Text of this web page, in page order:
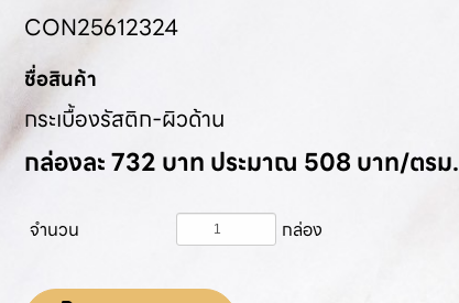
CON25612324
ชื่อสินค้า
กระเบื้องรัสติก-ผิวด้าน
กล่องละ 732 บาท ประมาณ 508 บาท/ตรม.
จำนวน กล่อง